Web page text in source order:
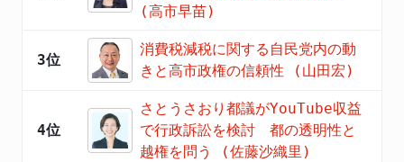
(高市早苗)
3位
消費税減税に関する自民党内の動
きと高市政権の信頼性 (山田宏)
4位
さとうさおり都議がYouTube収益
で行政訴訟を検討 都の透明性と
越権を問う (佐藤沙織里)